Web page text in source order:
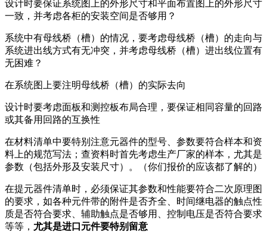
设计时要保证系统图上的外形尺寸和平面布置图上的外形尺寸
一致，并考虑各柜的安装空间是否够用？
系统中有母线桥（槽）的情况，要考虑母线桥（槽）的走向与
系统进出线方式有无冲突，并考虑母线桥（槽）进出线位置有
无困难？
在系统图上要注明母线桥（槽）的实际去向
设计时要考虑面板和测控板布局合理，要保证相同容量的回路
或其备用回路的互换性
在材料清单中要特别注意元器件的型号、参数要符合样本和资
料上的规范写法；查资料时首先考虑生产厂家的样本，尤其是
参数（包括外形及安装尺寸）。（你们报价的应该都了解的）
在提元器件清单时，必须保证其参数和性能要符合二次原理图
的要求，如各种元件带的附件是否齐全、时间继电器的触点性
质是否符合要求、辅助触点是否够用、控制电压是否符合要求
等等， 尤其是进口元件要特别留意